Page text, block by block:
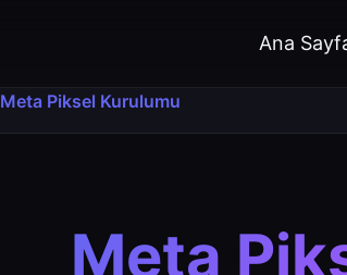
Ana
Meta Piksel Kurulumu
Meta